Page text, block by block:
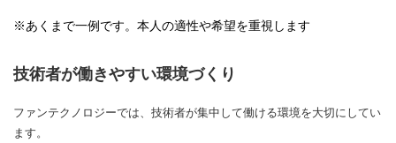
※あくまで一例です。本人の適性や希望を重視します
技術者が働きやすい環境づくり
ファンテクノロジーでは、技術者が集中して働ける環境を大切にしてい
ます。